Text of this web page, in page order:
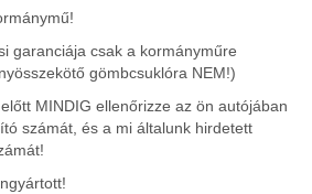
garanciája csak a kormányműre
gömbcsuklóra NEM!)
MINDIG ellenőrizze az ön autójában
számát, és a mi általunk hirdetett